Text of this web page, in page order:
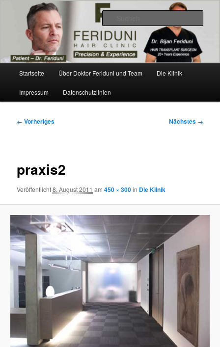
Dr. Feriduni Haartransplantation –
Blog Österreich
Videos, Ergebnisse, Bilder
Startseite Über Doktor Feriduni und Team Die Klinik
Impressum Datenschutzlinien
Bilder-
← Vorheriges Nächstes →
praxis2
Veröffentlicht8. August 2011 am450 × 300in Die Klinik